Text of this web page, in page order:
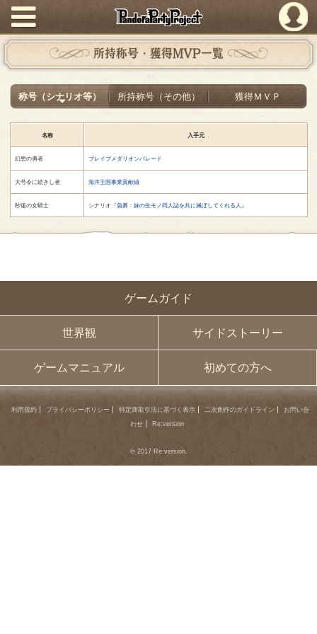
PandoraPartyProject
ゲームガイド
世界観 サイドストーリー
ゲームマニュアル 初めての方へ
所持称号・獲得MVP一覧
称号（シナリオ等） 所持称号（その他） 獲得ＭＶＰ
名称 入手元
幻想の勇者 ブレイブメダリオンパレード
大号令に続きし者 海洋王国事業貢献値
秒速の女騎士 シナリオ『急募：妹の生モノ同人誌を共に滅ぼしてくれる人 』
利用規約 プライバシーポリシー 特定商取引法に基づく表示 二次創作のガイドライン
お問い合
わせ
Re:version
© 2017 Re:version.